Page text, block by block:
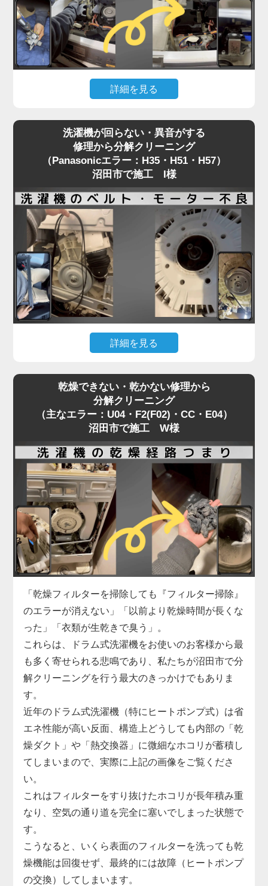
に内部を徹底洗浄する洗濯機分解クリーニングをお
すすめしています。
どうせ分解工賃がかかるなら、乾燥経路のホコリや
カビも一緒にリセット。
「トラブル前より乾燥の調子が良くなった」と喜ば
れる、一石二鳥の賢いメンテナンス方法です。
詳細を見る
たトラブルは、給水弁（水を入れる部品）の故障や
フィルター詰まりが主な原因です。
修理には洗濯機の上部パネルを開ける必要がありま
れにショックを受ける沼田市のお客様が後を絶ちま
せん。
給水弁が故障する時期は、購入から数年が経過し、
洗濯槽の裏側も汚れが溜まりきっているタイミング
と重なります。
「家電の達人」では、修理訪問の機会を活かして、
同時に洗濯機分解クリーニングを行うことを推奨し
ています。
修理で機能を直すついでに、衛生面もリセットする
ことで、気持ちの良い洗濯環境を取り戻せます。
洗濯機が回らない・異音がする
修理から分解クリーニング
（Panasonicエラー：H35・H51・H57）
沼田市で施工 I様
詳細を見る
これは主にPanasonic製洗濯機で、Vベルトが劣
化・摩耗しているサイン（H35）です。
警告を無視して使い続けると、モーターや基盤に過
展してしまいます。
ベルトが切れるほど酷使された洗濯機は、「洗濯物
の詰め込みすぎ」や「使用回数が多い」ことが多
く、その分だけ内部の汚れも深刻化しています。
部品交換で大掛かりな分解が必要になる今こそ、洗
濯機分解クリーニングの絶好の機会です。
沼田市での実績も豊富な私たちが、駆動系の修理と
合わせて蓄積したヘドロ汚れも一掃し、洗濯機の寿
命を延ばします。
乾燥できない・乾かない修理から
分解クリーニング
（主なエラー：U04・F2(F02)・CC・E04）
沼田市で施工 W様
「乾燥フィルターを掃除しても『フィルター掃除』
のエラーが消えない」「以前より乾燥時間が長くな
った」「衣類が生乾きで臭う」。
これらは、ドラム式洗濯機をお使いのお客様から最
も多く寄せられる悲鳴であり、私たちが沼田市で分
解クリーニングを行う最大のきっかけでもありま
す。
近年のドラム式洗濯機（特にヒートポンプ式）は省
エネ性能が高い反面、構造上どうしても内部の「乾
燥ダクト」や「熱交換器」に微細なホコリが蓄積し
てしまいまので、実際に上記の画像をご覧くださ
い。
これはフィルターをすり抜けたホコリが長年積み重
なり、空気の通り道を完全に塞いでしまった状態で
す。
こうなると、いくら表面のフィルターを洗っても乾
燥機能は回復せず、最終的には故障（ヒートポンプ
の交換）してしまいます。